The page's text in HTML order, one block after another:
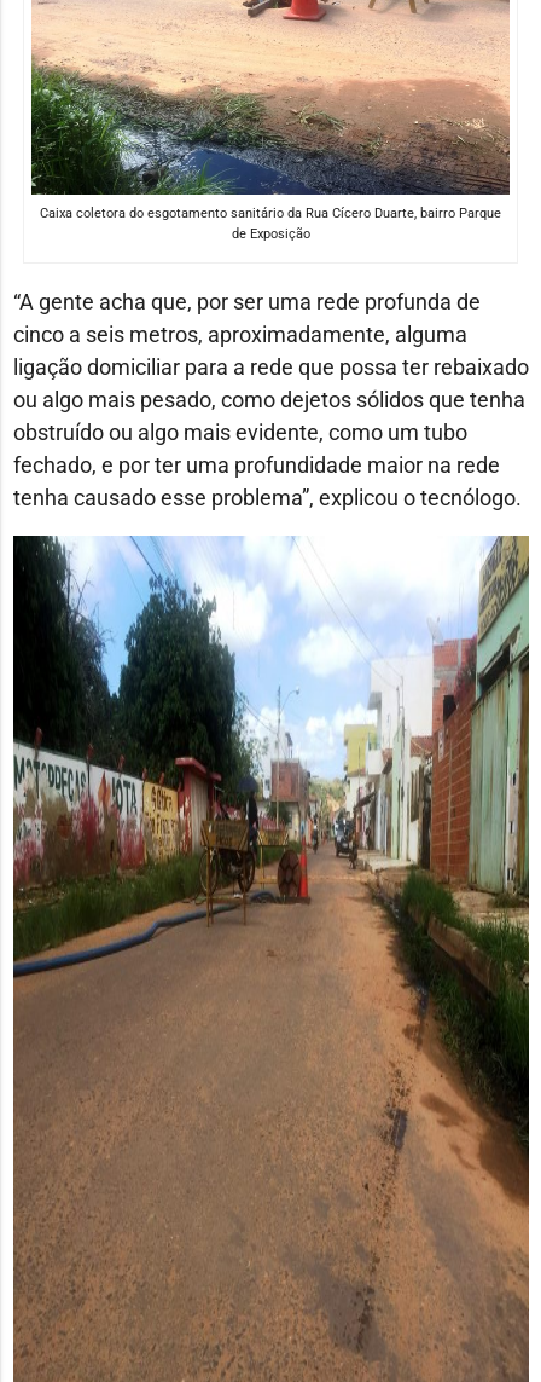
Caixa coletora do esgotamento sanitário da Rua Cícero Duarte, bairro Parque
de Exposição
“A gente acha que, por ser uma rede profunda de
cinco a seis metros, aproximadamente, alguma
ligação domiciliar para a rede que possa ter rebaixado
ou algo mais pesado, como dejetos sólidos que tenha
obstruído ou algo mais evidente, como um tubo
fechado, e por ter uma profundidade maior na rede
tenha causado esse problema”, explicou o tecnólogo.